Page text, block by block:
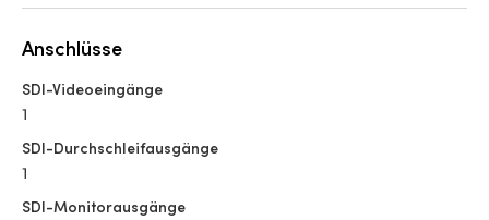
Netherlands
New Zealand
Anschlüsse
SDI-Videoeingänge
1
SDI-Durchschleifausgänge
1
SDI-Monitorausgänge